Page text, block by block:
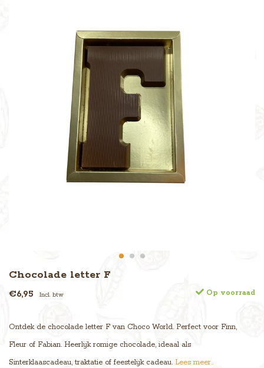
Chocolade letter F
€6,95 Incl. btw Op voorraad
Ontdek de chocolade letter F van Choco World. Perfect voor Finn,
Fleur of Fabian. Heerlijk romige chocolade, ideaal als
Sinterklaascadeau, traktatie of feestelijk cadeau. Lees meer..